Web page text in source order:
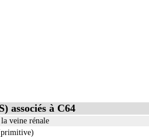
associés à C64
veine rénale